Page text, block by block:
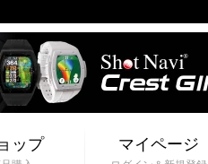
ップ マイページ